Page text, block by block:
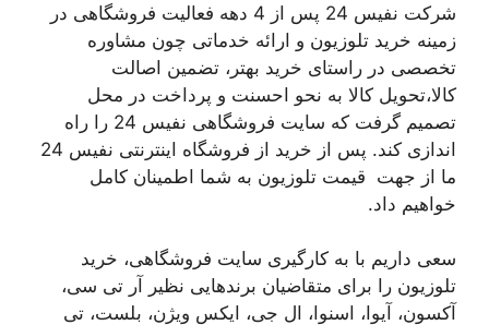
شرکت نفیس 24 پس از 4 دهه فعالیت فروشگاهی در
زمینه خرید تلوزیون و ارائه خدماتی چون مشاوره
تخصصی در راستای خرید بهتر، تضمین اصالت
کالا،تحویل کالا به نحو احسنت و پرداخت در محل
تصمیم گرفت که سایت فروشگاهی نفیس 24 را راه
اندازی کند. پس از خرید از فروشگاه اینترنتی نفیس 24
ما از جهت قیمت تلوزیون به شما اطمینان کامل
خواهیم داد.
سعی داریم با به کارگیری سایت فروشگاهی، خرید
تلوزیون را برای متقاضیان برندهایی نظیر آر تی سی،
آکسون، آیوا، اسنوا، ال جی، ایکس ویژن، بلست، تی